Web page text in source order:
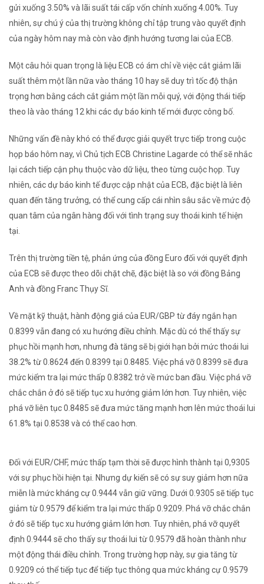
gửi xuống 3.50% và lãi suất tái cấp vốn chính xuống 4.00%. Tuy
nhiên, sự chú ý của thị trường không chỉ tập trung vào quyết định
của ngày hôm nay mà còn vào định hướng tương lai của ECB.
Một câu hỏi quan trọng là liệu ECB có ám chỉ về việc cắt giảm lãi
suất thêm một lần nữa vào tháng 10 hay sẽ duy trì tốc độ thận
trọng hơn bằng cách cắt giảm một lần mỗi quý, với động thái tiếp
theo là vào tháng 12 khi các dự báo kinh tế mới được công bố.
Những vấn đề này khó có thể được giải quyết trực tiếp trong cuộc
họp báo hôm nay, vì Chủ tịch ECB Christine Lagarde có thể sẽ nhắc
lại cách tiếp cận phụ thuộc vào dữ liệu, theo từng cuộc họp. Tuy
nhiên, các dự báo kinh tế được cập nhật của ECB, đặc biệt là liên
quan đến tăng trưởng, có thể cung cấp cái nhìn sâu sắc về mức độ
quan tâm của ngân hàng đối với tình trạng suy thoái kinh tế hiện
tại.
Trên thị trường tiền tệ, phản ứng của đồng Euro đối với quyết định
của ECB sẽ được theo dõi chặt chẽ, đặc biệt là so với đồng Bảng
Anh và đồng Franc Thụy Sĩ.
Về mặt kỹ thuật, hành động giá của EUR/GBP từ đáy ngắn hạn
0.8399 vẫn đang có xu hướng điều chỉnh. Mặc dù có thể thấy sự
phục hồi mạnh hơn, nhưng đà tăng sẽ bị giới hạn bởi mức thoái lui
38.2% từ 0.8624 đến 0.8399 tại 0.8485. Việc phá vỡ 0.8399 sẽ đưa
mức kiểm tra lại mức thấp 0.8382 trở về mức ban đầu. Việc phá vỡ
chắc chắn ở đó sẽ tiếp tục xu hướng giảm lớn hơn. Tuy nhiên, việc
phá vỡ liên tục 0.8485 sẽ đưa mức tăng mạnh hơn lên mức thoái lui
61.8% tại 0.8538 và có thể cao hơn.
Đối với EUR/CHF, mức thấp tạm thời sẽ được hình thành tại 0,9305
với sự phục hồi hiện tại. Nhưng dự kiến ​​sẽ có sự suy giảm hơn nữa
miễn là mức kháng cự 0.9444 vẫn giữ vững. Dưới 0.9305 sẽ tiếp tục
giảm từ 0.9579 để kiểm tra lại mức thấp 0.9209. Phá vỡ chắc chắn
ở đó sẽ tiếp tục xu hướng giảm lớn hơn. Tuy nhiên, phá vỡ quyết
định 0.9444 sẽ cho thấy sự thoái lui từ 0.9579 đã hoàn thành như
một động thái điều chỉnh. Trong trường hợp này, sự gia tăng từ
0.9209 có thể tiếp tục để tiếp tục thông qua mức kháng cự 0.9579